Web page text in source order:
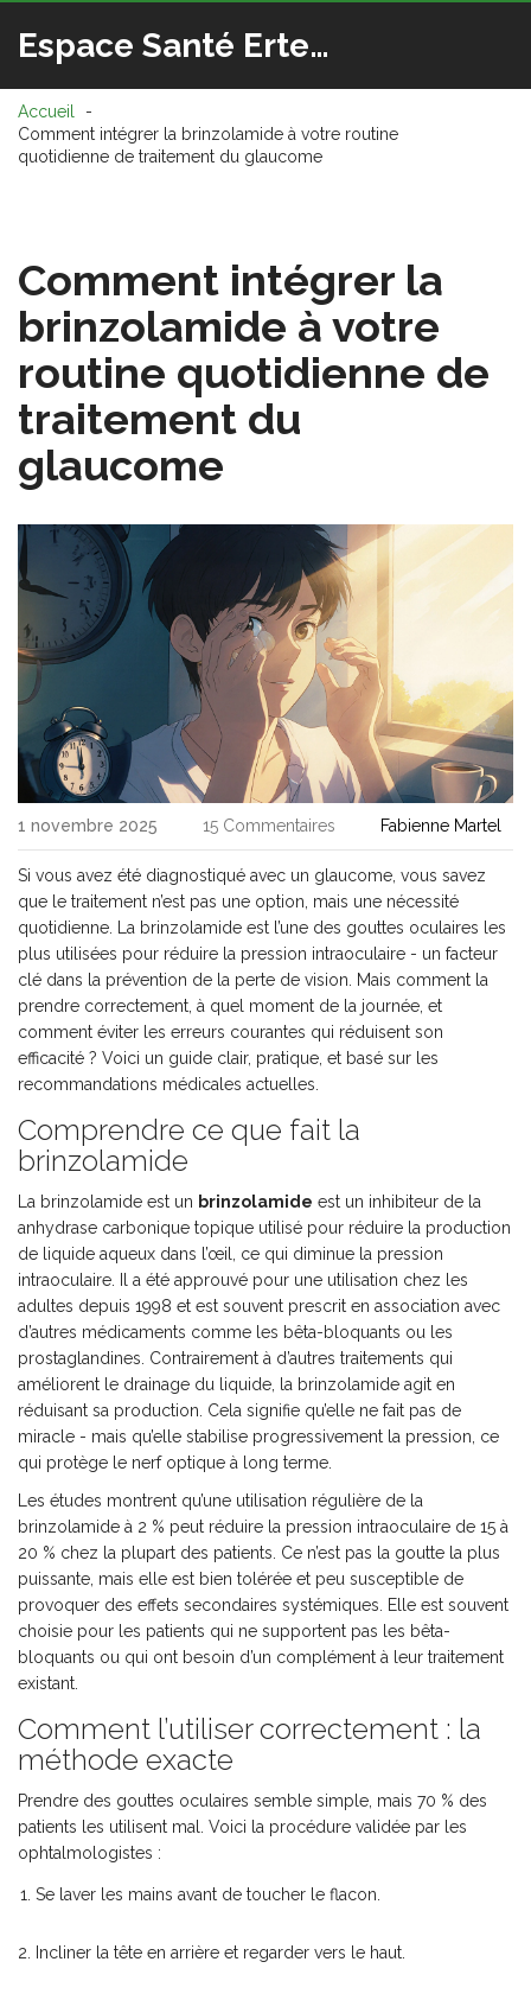
Espace Santé Ertedis
Accueil
Comment intégrer la brinzolamide à votre routine
quotidienne de traitement du glaucome
Comment intégrer la
brinzolamide à votre
routine quotidienne de
traitement du
glaucome
1 novembre 2025 15 Commentaires Fabienne Martel
Si vous avez été diagnostiqué avec un glaucome, vous savez
que le traitement n’est pas une option, mais une nécessité
quotidienne. La brinzolamide est l’une des gouttes oculaires les
plus utilisées pour réduire la pression intraoculaire - un facteur
clé dans la prévention de la perte de vision. Mais comment la
prendre correctement, à quel moment de la journée, et
comment éviter les erreurs courantes qui réduisent son
efficacité ? Voici un guide clair, pratique, et basé sur les
recommandations médicales actuelles.
Comprendre ce que fait la
brinzolamide
La brinzolamide est un brinzolamide est un inhibiteur de la
anhydrase carbonique topique utilisé pour réduire la production
de liquide aqueux dans l’œil, ce qui diminue la pression
intraoculaire . Il a été approuvé pour une utilisation chez les
adultes depuis 1998 et est souvent prescrit en association avec
d’autres médicaments comme les bêta-bloquants ou les
prostaglandines. Contrairement à d’autres traitements qui
améliorent le drainage du liquide, la brinzolamide agit en
réduisant sa production. Cela signifie qu’elle ne fait pas de
miracle - mais qu’elle stabilise progressivement la pression, ce
qui protège le nerf optique à long terme.
Les études montrent qu’une utilisation régulière de la
brinzolamide à 2 % peut réduire la pression intraoculaire de 15 à
20 % chez la plupart des patients. Ce n’est pas la goutte la plus
puissante, mais elle est bien tolérée et peu susceptible de
provoquer des effets secondaires systémiques. Elle est souvent
choisie pour les patients qui ne supportent pas les bêta-
bloquants ou qui ont besoin d’un complément à leur traitement
existant.
Comment l’utiliser correctement : la
méthode exacte
Prendre des gouttes oculaires semble simple, mais 70 % des
patients les utilisent mal. Voici la procédure validée par les
ophtalmologistes :
Se laver les mains avant de toucher le flacon.
Incliner la tête en arrière et regarder vers le haut.